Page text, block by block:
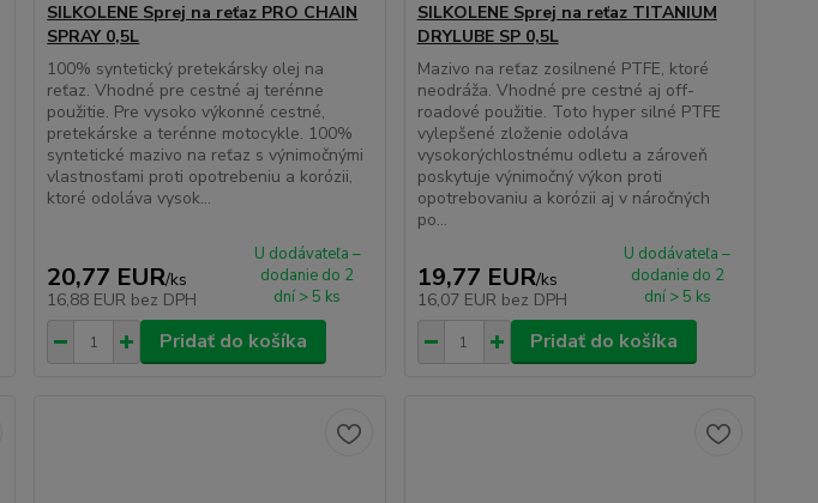
SILKOLENE Sprej na reťaz PRO CHAIN
SPRAY 0,5L
100% syntetický pretekársky olej na
reťaz. Vhodné pre cestné aj terénne
použitie. Pre vysoko výkonné cestné,
pretekárske a terénne motocykle. 100%
syntetické mazivo na reťaz s výnimočnými
vlastnosťami proti opotrebeniu a korózii,
ktoré odoláva vysok...
20,77 EUR/ks
16,88 EUR bez DPH
U dodávateľa –
dodanie do 2
dní > 5 ks
Pridať do košíka
SILKOLENE Sprej na reťaz TITANIUM
DRYLUBE SP 0,5L
Mazivo na reťaz zosilnené PTFE, ktoré
neodráža. Vhodné pre cestné aj off-
roadové použitie. Toto hyper silné PTFE
vylepšené zloženie odoláva
vysokorýchlostnému odletu a zároveň
poskytuje výnimočný výkon proti
opotrebovaniu a korózii aj v náročných
po...
19,77 EUR/ks
16,07 EUR bez DPH
U dodávateľa –
dodanie do 2
dní > 5 ks
Pridať do košíka